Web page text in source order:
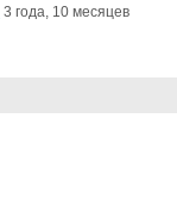
3 года, 10 месяцев